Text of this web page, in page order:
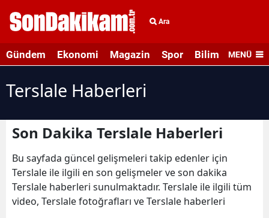
Ara
Gündem Ekonomi Magazin Spor Bilim veMENÜ
Terslale Haberleri
Son Dakika Terslale Haberleri
Bu sayfada güncel gelişmeleri takip edenler için
Terslale ile ilgili en son gelişmeler ve son dakika
Terslale haberleri sunulmaktadır. Terslale ile ilgili tüm
video, Terslale fotoğrafları ve Terslale haberleri